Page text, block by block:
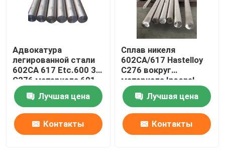
Защелка двери трейлера тележки
Адвокатура
легированной стали
602CA 617 Etc.600 30
C276 материала 601
Inconel 600 никеля
Лучшая цена
Контакты
Сплав никеля
602CA/617 Hastelloy
C276 вокруг
материала Inconel
600/601 стали
Maraging Адвокатуры
Лучшая цена
Контакты